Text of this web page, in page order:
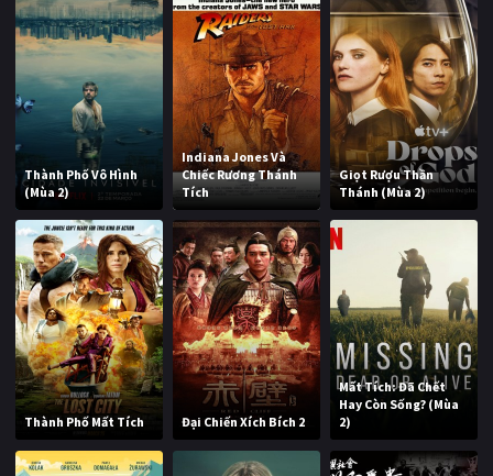
Thành Phố Vô Hình
(Mùa 2)
Indiana Jones Và
Chiếc Rương Thánh
Tích
Giọt Rượu Thần
Thánh (Mùa 2)
Thành Phố Mất Tích Đại Chiến Xích Bích 2
Mất Tích: Đã Chết
Hay Còn Sống? (Mùa
2)